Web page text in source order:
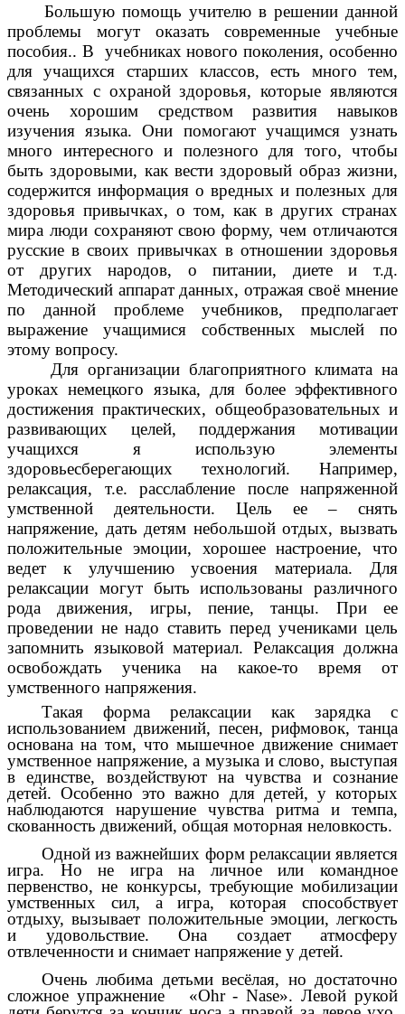
Большую помощь учителю в решении данной
проблемы могут оказать современные учебные
пособия.. В учебниках нового поколения, особенно
для учащихся старших классов, есть много тем,
связанных с охраной здоровья, которые являются
очень хорошим средством развития навыков
изучения языка. Они помогают учащимся узнать
много интересного и полезного для того, чтобы
быть здоровыми, как вести здоровый образ жизни,
содержится информация о вредных и полезных для
здоровья привычках, о том, как в других странах
мира люди сохраняют свою форму, чем отличаются
русские в своих привычках в отношении здоровья
от других народов, о питании, диете и т.д.
Методический аппарат данных, отражая своё мнение
по данной проблеме учебников, предполагает
выражение учащимися собственных мыслей по
этому вопросу.
Для организации благоприятного климата на
уроках немецкого языка, для более эффективного
достижения практических, общеобразовательных и
развивающих целей, поддержания мотивации
учащихся я использую элементы
здоровьесберегающих технологий. Например,
релаксация, т.е. расслабление после напряженной
умственной деятельности. Цель ее – снять
напряжение, дать детям небольшой отдых, вызвать
положительные эмоции, хорошее настроение, что
ведет к улучшению усвоения материала. Для
релаксации могут быть использованы различного
рода движения, игры, пение, танцы. При ее
проведении не надо ставить перед учениками цель
запомнить языковой материал. Релаксация должна
освобождать ученика на какое-то время от
умственного напряжения.
Такая форма релаксации как зарядка с
использованием движений, песен, рифмовок, танца
основана на том, что мышечное движение снимает
умственное напряжение, а музыка и слово, выступая
в единстве, воздействуют на чувства и сознание
детей. Особенно это важно для детей, у которых
наблюдаются нарушение чувства ритма и темпа,
скованность движений, общая моторная неловкость.
Одной из важнейших форм релаксации является
игра. Но не игра на личное или командное
первенство, не конкурсы, требующие мобилизации
умственных сил, а игра, которая способствует
отдыху, вызывает положительные эмоции, легкость
и удовольствие. Она создает атмосферу
отвлеченности и снимает напряжение у детей.
Очень любима детьми весёлая, но достаточно
сложное упражнение «Ohr - Nase». Левой рукой